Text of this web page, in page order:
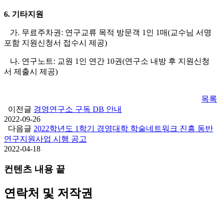
6. 기타지원
가. 무료주차권: 연구교류 목적 방문객 1인 1매(교수님 서명
포함 지원신청서 접수시 제공)
나. 연구노트: 교원 1인 연간 10권(연구소 내방 후 지원신청
서 제출시 제공)
목록
이전글 경영연구소 구독 DB 안내
2022-09-26
다음글 2022학년도 1학기 경영대학 학술네트워크 진흥 동반
연구지원사업 시행 공고
2022-04-18
컨텐츠 내용 끝
연락처 및 저작권